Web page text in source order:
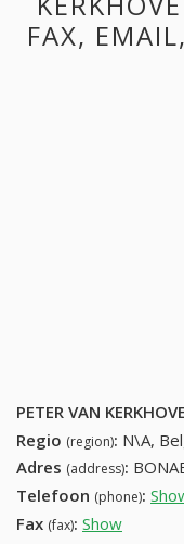
FAX,
PETER VAN KERKHOVE
Regio (region): N\A,
Adres (address):
Telefoon (phone):
Fax (fax): Show